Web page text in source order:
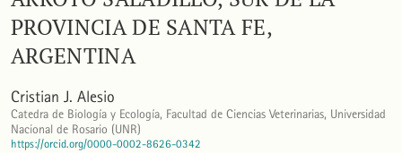
PROVINCIA DE SANTA FE,
ARGENTINA
Cristian J. Alesio
Catedra de Biología y Ecología, Facultad de Ciencias Veterinarias, Universidad
Nacional de Rosario (UNR)
https://orcid.org/0000-0002-8626-0342